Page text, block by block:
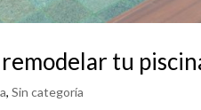
tu
,Sin categoría